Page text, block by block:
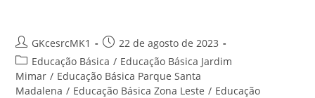
Autor
do
post:
GKcesrcMK1
Post
publicado:
22 de agosto de 2023
Categoria
do
post:
Educação Básica / Educação Básica Jardim
Mimar / Educação Básica Parque Santa
Madalena / Educação Básica Zona Leste / Educação